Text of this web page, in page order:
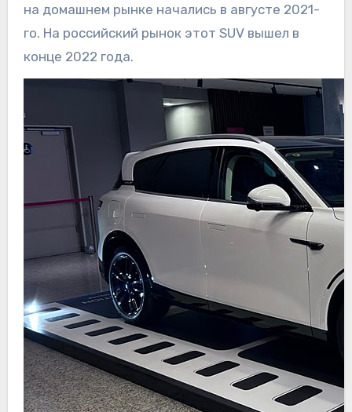
на домашнем рынке начались в августе 2021-
го. На российский рынок этот SUV вышел в
конце 2022 года.